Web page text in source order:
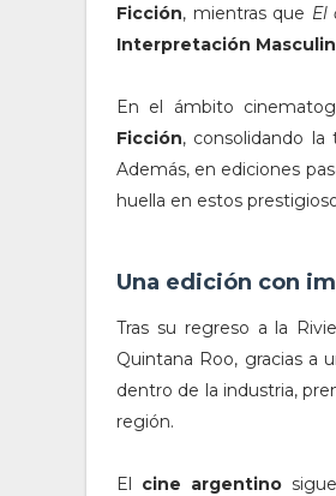
Ficción, mientras que El
Interpretación
En el ámbito
Ficción, consolidando
Además, en ediciones
huella en estos
Una edición con
Tras su regreso a la
Quintana Roo, gracias a
dentro de la industria,
región.
El cine argentino